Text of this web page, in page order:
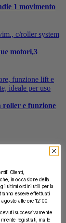
1 movimento
motori,3
roller e funzione
Clienti,
in occasione della
ultimi ordini utili per la
essere effettuati
alle ore 12:00.
successivamente
registrati, ma le